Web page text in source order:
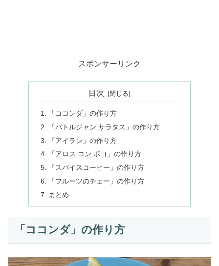
スポンサーリンク
目次
「ココンダ」の作り方
「パトルジャン サラタス」の作り方
「アイラン」の作り方
「アロス コン ポヨ」の作り方
「スパイスコーヒー」の作り方
「フルーツのチェー」の作り方
まとめ
「ココンダ」の作り方